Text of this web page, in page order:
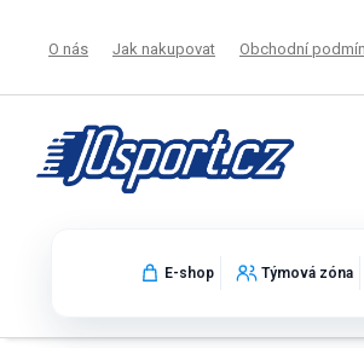
O nás Jak nakupovat Obchodní
E-shop Týmová zóna